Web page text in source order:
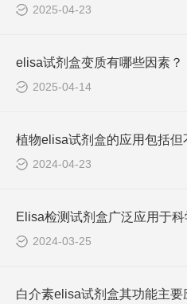
2025-04-23
elisa试剂盒变质有哪些因素？
2025-04-14
2024-04-23
2024-03-25